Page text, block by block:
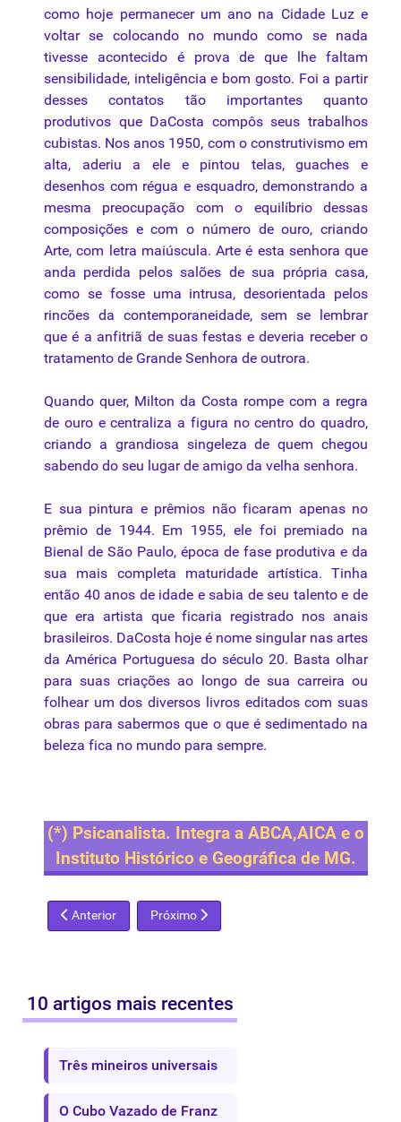
como hoje permanecer um ano na Cidade Luze
voltar se colocando no mundo como se nada
tivesse acontecido é prova de que lhe faltam
sensibilidade, inteligência e bom gosto. Foi a partir
desses contatos tão importantes quanto
produtivos que DaCosta compôs seus trabalhos
cubistas. Nos anos 1950, com o construtivismo em
alta, aderiu a ele e pintou telas,guaches e
desenhos com régua e esquadro, demonstrando a
mesma preocupação com o equilíbrio dessas
composições e com o número de ouro, criando
Arte, com letra maiúscula. Arte é esta senhora que
anda perdida pelos salões de sua própria casa,
como se fosse uma intrusa, desorientada pelos
rincões da contemporaneidade, sem se lembrar
que é a anfitriã de suas festas e deveria receber o
tratamento de Grande Senhora de outrora.
Quando quer, Milton da Costa rompe com a regra
de ouro e centraliza a figura no centro do quadro,
criando a grandiosa singeleza de quem chegou
sabendo do seu lugar de amigo da velha senhora.
E sua pintura e prêmios não ficaram apenas no
prêmio de 1944. Em 1955, ele foi premiado na
Bienal de São Paulo, época de fase produtiva e da
sua mais completa maturidade artística. Tinha
então 40 anos de idade e sabia de seu talento e de
que era artista que ficaria registrado nos anais
brasileiros. DaCosta hoje é nome singular nas artes
da América Portuguesa do século 20. Basta olhar
para suas criações ao longo de sua carreira ou
folhear um dos diversos livros editados com suas
obras para sabermos que o que é sedimentado na
beleza fica no mundo para sempre.
(*) Psicanalista. Integra a ABCA,AICA e o
Instituto Histórico e Geográfica de MG.
Artigo anterior: Emeric Marcier
Anterior Próximo artigo: Wanda Pimentel
Próximo
10 artigos mais recentes
Três mineiros universais
O Cubo Vazado de Franz